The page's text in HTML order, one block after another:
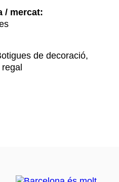
/ mercat:
de decoració,